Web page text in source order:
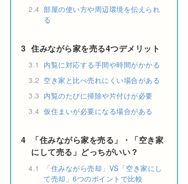
2.4 部屋の使い方や周辺環境を伝えられ
る
3 住みながら家を売る4つデメリット
3.1
内覧に対応する手間や時間がかかる
3.2 空き家と比べ売れにくい場合がある
3.3 内覧のたびに掃除や片付けが必要
3.4 仮住まいが必要になる場合がある
4
「住みながら家を売る」・「空き家
にして売る」どっちがいい？
4.1
「住みながら売却」VS「空き家にし
て売却」6つのポイントで比較